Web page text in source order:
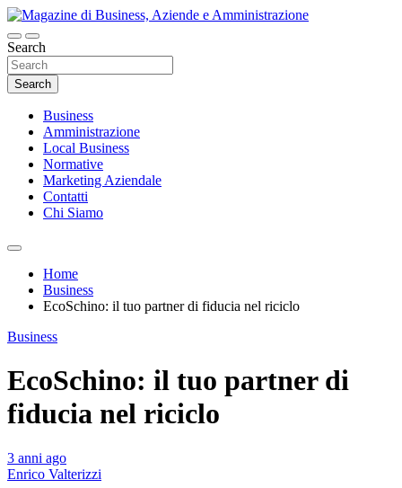
Skip
to
content
Magazine di Business, Aziende e
Amministrazione
Search
Search
Business
Amministrazione
Local Business
Normative
Marketing Aziendale
Contatti
Chi Siamo
Home
Business
EcoSchino: il tuo partner di fiducia nel riciclo
Business
EcoSchino: il tuo partner di
fiducia nel riciclo
3 anni ago
Enrico Valterizzi